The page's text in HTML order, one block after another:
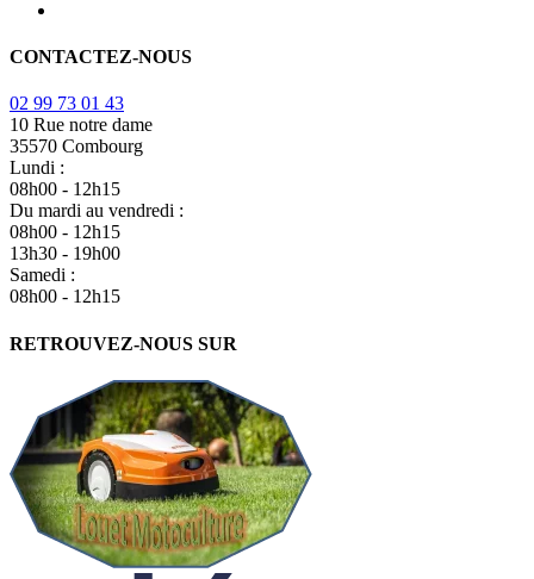
CONTACTEZ-NOUS
02 99 73 01 43
10 Rue notre dame
35570 Combourg
Lundi :
08h00 - 12h15
Du mardi au vendredi :
08h00 - 12h15
13h30 - 19h00
Samedi :
08h00 - 12h15
RETROUVEZ-NOUS SUR